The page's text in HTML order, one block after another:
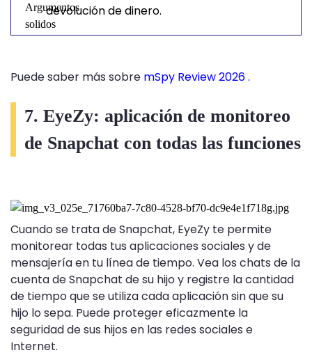
devolución de dinero.
Puede saber más sobre mSpy Review 2026 .
7. EyeZy: aplicación de monitoreo
de Snapchat con todas las funciones
Cuando se trata de Snapchat, EyeZy te permite
monitorear todas tus aplicaciones sociales y de
mensajería en tu línea de tiempo. Vea los chats de la
cuenta de Snapchat de su hijo y registre la cantidad
de tiempo que se utiliza cada aplicación sin que su
hijo lo sepa. Puede proteger eficazmente la
seguridad de sus hijos en las redes sociales e
Internet.